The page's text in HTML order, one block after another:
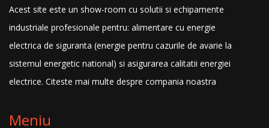
Acest site este un show-room cu solutii si echipamente
industriale profesionale pentru: alimentare cu energie
electrica de siguranta (energie pentru cazurile de avarie la
sistemul energetic national) si asigurarea calitatii energiei
electrice. Citeste mai multe despre compania noastra
Meniu